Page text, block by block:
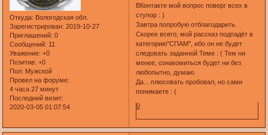
Откуда: Вологодская обл.
Зарегистрирован: 2019-10-27
Приглашений: 0
Сообщений: 11
Уважение: +0
Позитив: +0
Пол: Мужской
Провел на форуме:
4 часа 27 минут
Последний визит:
2020-03-05 01:07:54
ВКонтакте мой вопрос поверг всех в
ступор : )
Завтра попробую отблагодарить.
Скорее всего, мой рассказ подпадёт в
категорию"СПАМ", ибо он не будет
следовать заданной Теме : ( Тем ни
менее, ознакомиться будет ни без
любопытно, думаю.
Да... плюсовать пробовал, но сами
понимаете : (
0